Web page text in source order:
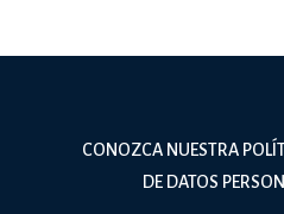
CONOZCA NUESTRA
DE DATOS